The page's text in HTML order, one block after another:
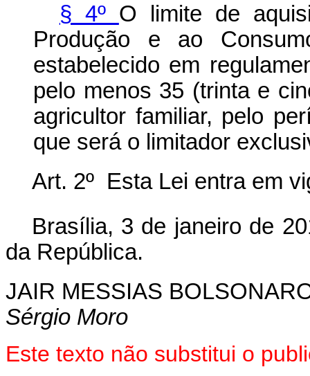
§ 4º O limite de
Produção e ao
estabelecido em
pelo menos 35 (trinta e
agricultor familiar, pelo
que será o limitador
Art. 2º Esta Lei entra em
Brasília, 3 de janeiro de
da República.
JAIR MESSIAS
Sérgio Moro
Este texto não substitui o